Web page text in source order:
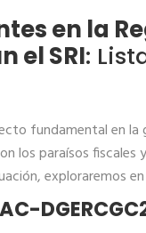
en la
el SRI:
fundamental en la
los paraísos fiscales
exploraremos